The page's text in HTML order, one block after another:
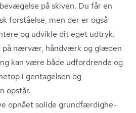
på skiven. Du får en
forståelse, men der er også
og udvikle dit eget udtryk.
nærvær, håndværk og glæden
kan være både udfordrende og
i gentagelsen og
opstår.
opnået solide grund­fær­dig­he­